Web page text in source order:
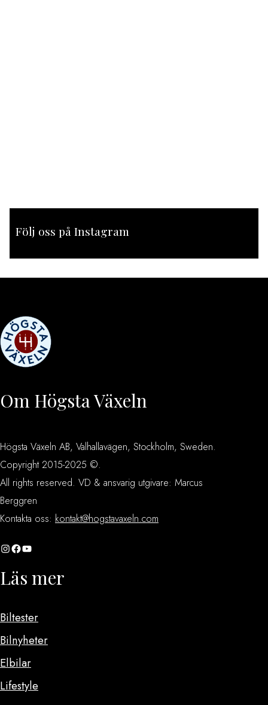
Följ oss på Instagram
Om Högsta Växeln
Högsta Växeln AB, Valhallavägen, Stockholm, Sweden.
Copyright 2015-2025 ©.
All rights reserved. VD & ansvarig utgivare: Marcus
Berggren
Kontakta oss: kontakt@hogstavaxeln.com
InstagramFacebook YouTube
Läs mer
Biltester
Bilnyheter
Elbilar
Lifestyle